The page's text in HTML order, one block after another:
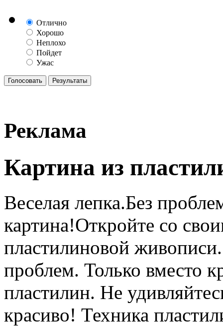
Отлично
Хорошо
Неплохо
Пойдет
Ужас
Реклама
Картина из
Веселая лепка.Без
картина!Откройте со
пластилиновой
проблем. Только вместо
пластилин. Не
красиво! Техника